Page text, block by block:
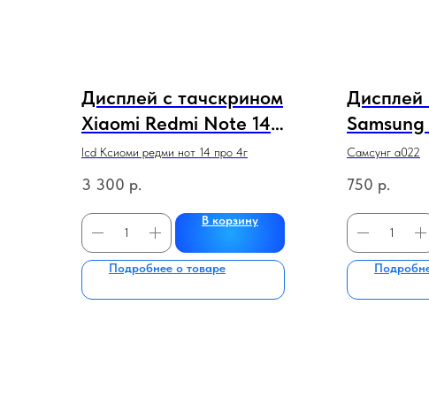
Дисплей с тачскрином
Xiaomi Redmi Note 14
PRO 4G 100% оригинал
(черный) в рамке НОВЫЕ
lcd Ксиоми редми нот 14 про 4г
3 300 р.
В корзину
Подробнее о товаре
Дисплей
(черный)
100%
рамки
Самсунг а022
750 р.